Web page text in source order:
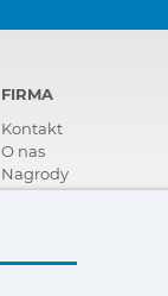
FIRMA
Kontakt
O nas
Nagrody
Certyfikaty
Zostań dystrybutorem